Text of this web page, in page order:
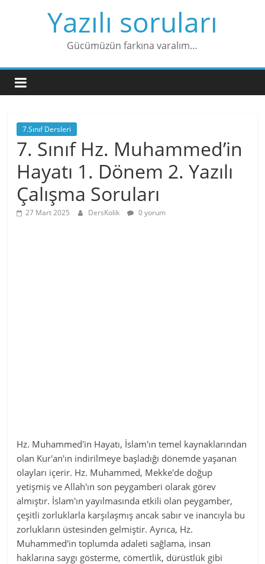
Yazılı soruları
Gücümüzün farkına varalım…
7.Sınıf Dersleri
7. Sınıf Hz. Muhammed’in
Hayatı 1. Dönem 2. Yazılı
Çalışma Soruları
27 Mart 2025 DersKolik 0 yorum
Hz. Muhammed'in Hayatı, İslam'ın temel kaynaklarından
olan Kur'an'ın indirilmeye başladığı dönemde yaşanan
olayları içerir. Hz. Muhammed, Mekke'de doğup
yetişmiş ve Allah'ın son peygamberi olarak görev
almıştır. İslam'ın yayılmasında etkili olan peygamber,
çeşitli zorluklarla karşılaşmış ancak sabır ve inancıyla bu
zorlukların üstesinden gelmiştir. Ayrıca, Hz.
Muhammed'in toplumda adaleti sağlama, insan
haklarına saygı gösterme, cömertlik, dürüstlük gibi